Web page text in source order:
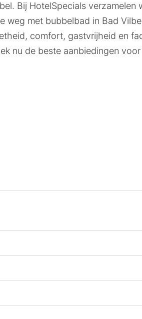
Bij HotelSpecials verzamelen
weg met bubbelbad in Bad
comfort, gastvrijheid en
nu de beste aanbiedingen voor